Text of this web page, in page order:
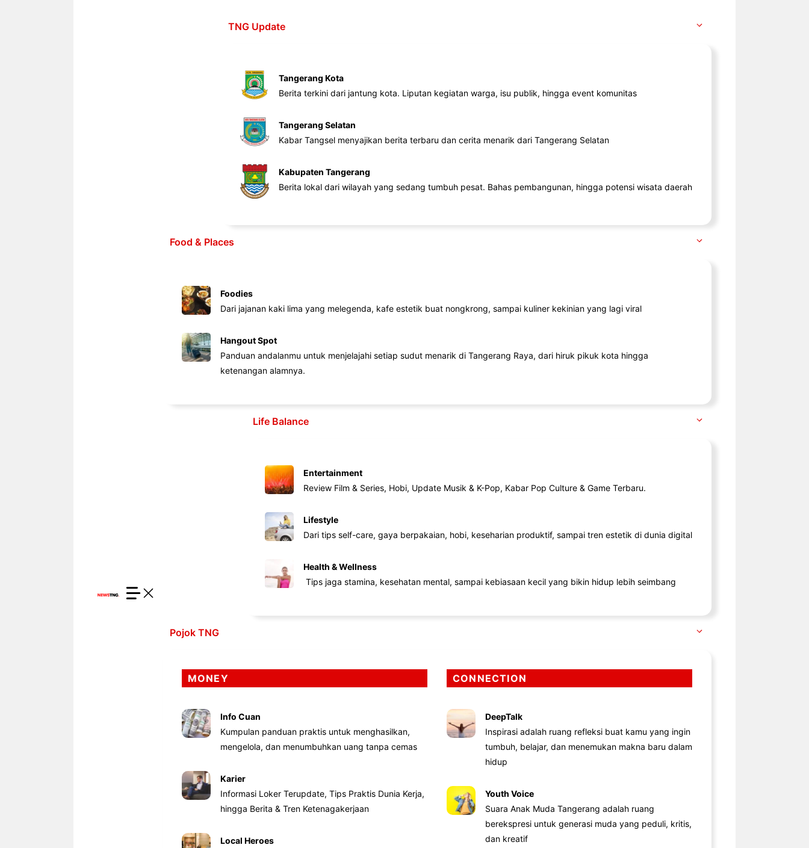
TNG Update
Tangerang Kota
Berita terkini dari jantung kota. Liputan kegiatan warga, isu publik, hingga event komunitas
Tangerang Selatan
Kabar Tangsel menyajikan berita terbaru dan cerita menarik dari Tangerang Selatan
Kabupaten Tangerang
Berita lokal dari wilayah yang sedang tumbuh pesat. Bahas pembangunan, hingga potensi wisata daerah
Food & Places
Foodies
Dari jajanan kaki lima yang melegenda, kafe estetik buat nongkrong, sampai kuliner kekinian yang lagi viral
Hangout Spot
Panduan andalanmu untuk menjelajahi setiap sudut menarik di Tangerang Raya, dari hiruk pikuk kota hingga
ketenangan alamnya.
Life Balance
Entertainment
Review Film & Series, Hobi, Update Musik & K-Pop, Kabar Pop Culture & Game Terbaru.
Lifestyle
Dari tips self-care, gaya berpakaian, hobi, keseharian produktif, sampai tren estetik di dunia digital
Health & Wellness
Tips jaga stamina, kesehatan mental, sampai kebiasaan kecil yang bikin hidup lebih seimbang
Pojok TNG
MONEY
Info Cuan
Kumpulan panduan praktis untuk menghasilkan,
mengelola, dan menumbuhkan uang tanpa cemas
Karier
Informasi Loker Terupdate, Tips Praktis Dunia Kerja,
hingga Berita & Tren Ketenagakerjaan
Local Heroes
CONNECTION
DeepTalk
Inspirasi adalah ruang refleksi buat kamu yang ingin
tumbuh, belajar, dan menemukan makna baru dalam
hidup
Youth Voice
Suara Anak Muda Tangerang adalah ruang
berekspresi untuk generasi muda yang peduli, kritis,
dan kreatif